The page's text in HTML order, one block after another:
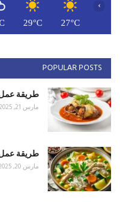
27°C
29°C
›
POPULAR POSTS
طريقة عمل
مارس 21, 2025
طريقة عمل
مارس 20, 2025